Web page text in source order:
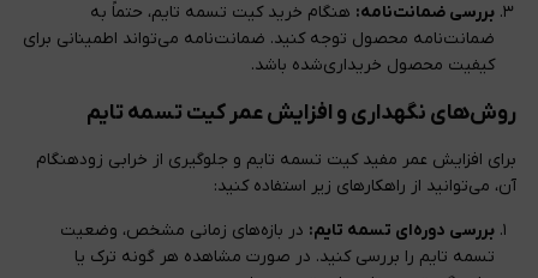
بررسی ضمانت‌نامه: هنگام خرید کیت تسمه تایم، حتماً به
ضمانت‌نامه محصول توجه کنید. ضمانت‌نامه می‌تواند اطمینانی برای
کیفیت محصول خریداری‌شده باشد.
روش‌های نگهداری و افزایش عمر کیت تسمه تایم
برای افزایش عمر مفید کیت تسمه تایم و جلوگیری از خرابی زودهنگام
آن، می‌توانید از راهکارهای زیر استفاده کنید:
بررسی دوره‌ای تسمه تایم: در بازه‌های زمانی مشخص، وضعیت
تسمه تایم را بررسی کنید. در صورت مشاهده هر گونه ترک یا